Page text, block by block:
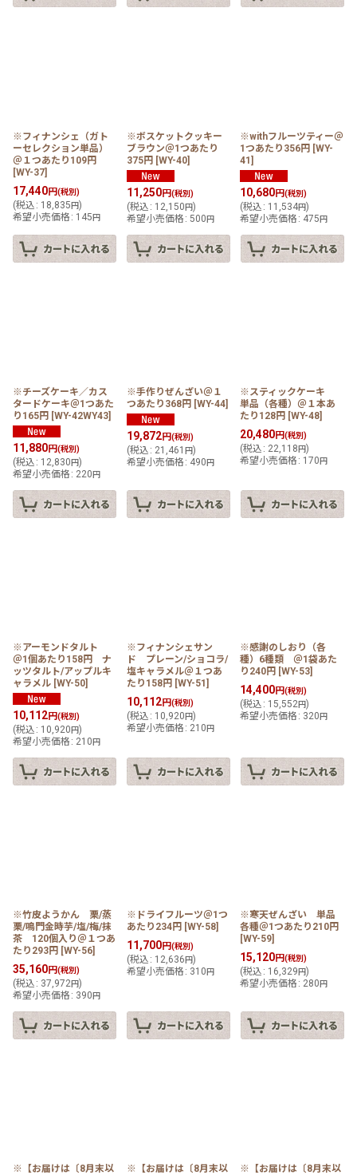
※フィナンシェ（ガト
ーセレクション単品）
＠１つあたり109円
[WY-37]
17,440円(税別)
(税込 : 18,835 円)
希望小売価格 : 145 円
※ボスケットクッキー
ブラウン＠1つあたり
375円 [WY-40]
11,250円(税別)
(税込 : 12,150 円)
希望小売価格 : 500 円
※withフルーツティー＠
1つあたり356円 [WY-
41]
10,680円(税別)
(税込 : 11,534円)
希望小売価格 : 475円
※チーズケーキ／カス
タードケーキ＠1つあた
り165円 [WY-42WY43]
11,880円(税別)
(税込 : 12,830 円)
希望小売価格 : 220 円
※手作りぜんざい＠１
つあたり368円 [WY-44]
19,872円(税別)
(税込 : 21,461 円)
希望小売価格 : 490 円
※スティックケーキ
単品（各種）＠１本あ
たり128円 [WY-48]
20,480円(税別)
(税込 : 22,118円)
希望小売価格 : 170円
※アーモンドタルト
＠1個あたり158円 ナ
ッツタルト/アップルキ
ャラメル [WY-50]
10,112円(税別)
(税込 : 10,920 円)
希望小売価格 : 210 円
※フィナンシェサン
ド プレーン/ショコラ/
塩キャラメル＠１つあ
たり158円 [WY-51 ]
10,112円(税別)
(税込 : 10,920 円)
希望小売価格 : 210 円
※感謝のしおり（各
種）6種類 ＠1袋あた
り240円 [WY-53]
14,400円(税別)
(税込 : 15,552円)
希望小売価格 : 320円
※竹皮ようかん 栗/蒸
栗/鳴門金時芋/塩/梅/抹
茶 120個入り＠１つあ
たり293円 [WY-56]
35,160円(税別)
(税込 : 37,972円)
希望小売価格 : 390 円
※ドライフルーツ＠1つ
あたり234円 [WY-58]
11,700円(税別)
(税込 : 12,636 円)
希望小売価格 : 310 円
※寒天ぜんざい 単品
各種＠1つあたり210円
[WY-59]
15,120円(税別)
(税込 : 16,329円)
希望小売価格 : 280円
※【お届けは〔8月末以 ※【お届けは〔8月末以 ※【お届けは〔8月末以